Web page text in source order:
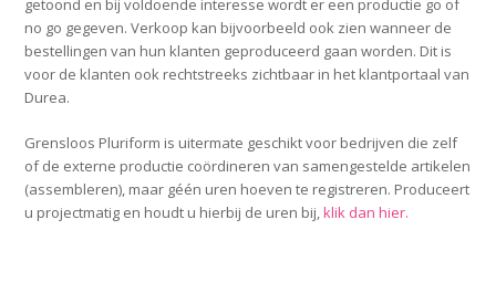
getoond en bij voldoende interesse wordt er een productie go of
no go gegeven. Verkoop kan bijvoorbeeld ook zien wanneer de
bestellingen van hun klanten geproduceerd gaan worden. Dit is
voor de klanten ook rechtstreeks zichtbaar in het klantportaal van
Durea.
Grensloos Pluriform is uitermate geschikt voor bedrijven die zelf
of de externe productie coördineren van samengestelde artikelen
(assembleren), maar géén uren hoeven te registreren. Produceert
u projectmatig en houdt u hierbij de uren bij,klik dan hier.